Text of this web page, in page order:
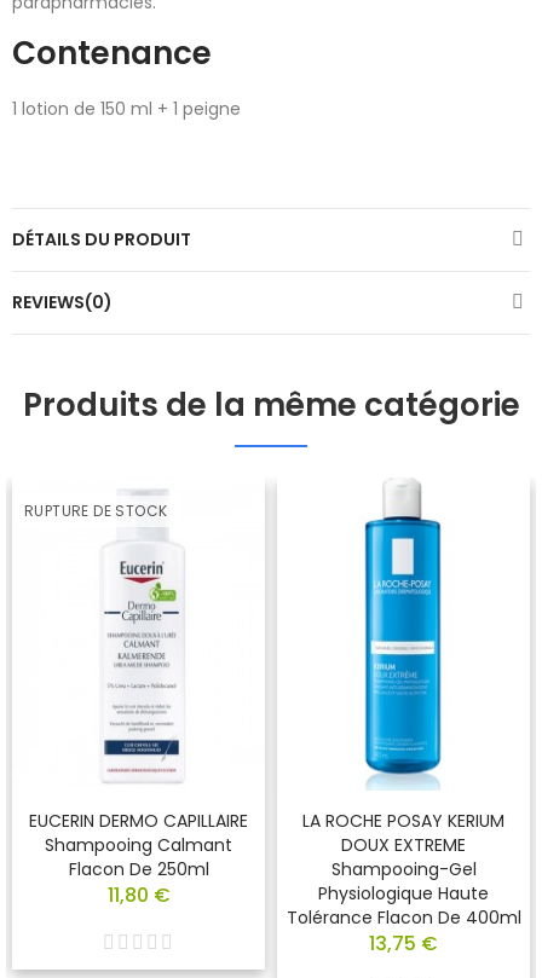
Contenance
1 lotion de 150 ml + 1 peigne
DÉTAILS DU PRODUIT
REVIEWS(0)
Produits de la même catégorie
RUPTURE DE STOCK
EUCERIN DERMO CAPILLAIRE
Shampooing Calmant
Flacon De 250ml
11,80 €
LA ROCHE POSAY KERIUM
DOUX EXTREME
Shampooing-Gel
Physiologique Haute
Tolérance Flacon De 400ml
13,75 €